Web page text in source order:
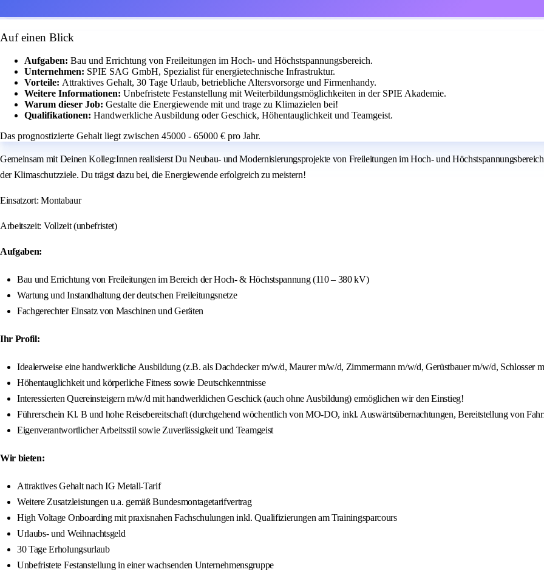
Auf einen Blick
Aufgaben: Bau und Errichtung von Freileitungen im Hoch- und Höchstspannungsbereich.
Unternehmen: SPIE SAG GmbH, Spezialist für energietechnische Infrastruktur.
Vorteile: Attraktives Gehalt, 30 Tage Urlaub, betriebliche Altersvorsorge und Firmenhandy.
Weitere Informationen: Unbefristete Festanstellung mit Weiterbildungsmöglichkeiten in der SPIE Akademie.
Warum dieser Job: Gestalte die Energiewende mit und trage zu Klimazielen bei!
Qualifikationen: Handwerkliche Ausbildung oder Geschick, Höhentauglichkeit und Teamgeist.
Das prognostizierte Gehalt liegt zwischen 45000 - 65000 € pro Jahr.
Gemeinsam mit Deinen Kolleg:Innen realisierst Du Neubau- und Modernisierungsprojekte von Freileitungen im Hoch- und
der Klimaschutzziele. Du trägst dazu bei, die Energiewende erfolgreich zu meistern!
Einsatzort: Montabaur
Arbeitszeit: Vollzeit (unbefristet)
Aufgaben:
Bau und Errichtung von Freileitungen im Bereich der Hoch- & Höchstspannung (110 – 380 kV)
Wartung und Instandhaltung der deutschen Freileitungsnetze
Fachgerechter Einsatz von Maschinen und Geräten
Ihr Profil:
Idealerweise eine handwerkliche Ausbildung (z.B. als Dachdecker m/w/d, Maurer m/w/d, Zimmermann m/w/d, Gerüstbauer m/w/d, Schlosser
Höhentauglichkeit und körperliche Fitness sowie Deutschkenntnisse
Interessierten Quereinsteigern m/w/d mit handwerklichen Geschick (auch ohne Ausbildung) ermöglichen wir den Einstieg!
Führerschein Kl. B und hohe Reisebereitschaft (durchgehend wöchentlich von MO-DO, inkl. Auswärtsübernachtungen, Bereitstellung von
Eigenverantwortlicher Arbeitsstil sowie Zuverlässigkeit und Teamgeist
Wir bieten:
Attraktives Gehalt nach IG Metall-Tarif
Weitere Zusatzleistungen u.a. gemäß Bundesmontagetarifvertrag
High Voltage Onboarding mit praxisnahen Fachschulungen inkl. Qualifizierungen am Trainingsparcours
Urlaubs- und Weihnachtsgeld
30 Tage Erholungsurlaub
Unbefristete Festanstellung in einer wachsenden Unternehmensgruppe